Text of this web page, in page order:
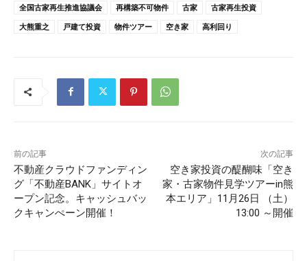
全国古家再生推進協議会
再構築不可物件 古家
古家再生投資
大熊重之
戸建て投資 物件ツアー 空き家 高利回り
前の記事
不動産クラウドファンディン
グ「不動産BANK」サイトオ
ープン記念。キャッシュバッ
クキャンぺーン開催！
次の記事
空き家投資の醍醐味「空き
家・古家物件見学ツアーin熊
本エリア」11月26日 （土）
13:00 ～開催